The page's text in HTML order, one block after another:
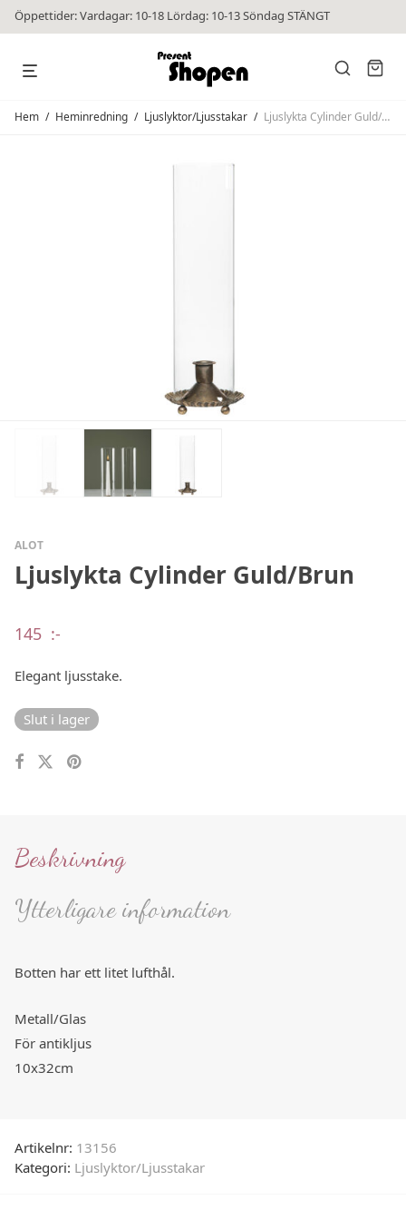
Öppettider: Vardagar: 10-18 Lördag: 10-13 Söndag STÄNGT
Hem / Heminredning / Ljuslyktor/Ljusstakar / Ljuslykta Cylinder Guld/Brun
ALOT
Ljuslykta Cylinder Guld/Brun
145 :-
Elegant ljusstake.
Slut i lager
Beskrivning
Ytterligare information
Botten har ett litet lufthål.
Metall/Glas
För antikljus
10x32cm
Artikelnr: 13156
Kategori: Ljuslyktor/Ljusstakar